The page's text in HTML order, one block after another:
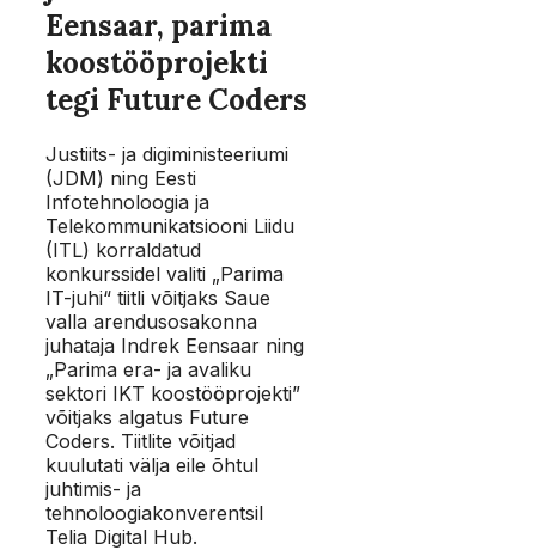
Eensaar, parima
koostööprojekti
tegi Future Coders
Justiits- ja digiministeeriumi
(JDM) ning Eesti
Infotehnoloogia ja
Telekommunikatsiooni Liidu
(ITL) korraldatud
konkurssidel valiti „Parima
IT-juhi“ tiitli võitjaks Saue
valla arendusosakonna
juhataja Indrek Eensaar ning
„Parima era- ja avaliku
sektori IKT koostööprojekti”
võitjaks algatus Future
Coders. Tiitlite võitjad
kuulutati välja eile õhtul
juhtimis- ja
tehnoloogiakonverentsil
Telia Digital Hub.